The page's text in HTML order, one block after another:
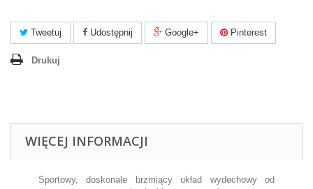
Tweetuj Udostępnij Google+ Pinterest
Drukuj
WIĘCEJ INFORMACJI
Sportowy, doskonale brzmiący układ wydechowy od